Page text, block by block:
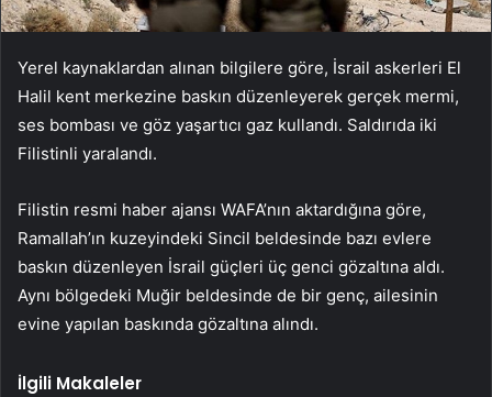
Yerel kaynaklardan alınan bilgilere göre, İsrail askerleri El
Halil kent merkezine baskın düzenleyerek gerçek mermi,
ses bombası ve göz yaşartıcı gaz kullandı. Saldırıda iki
Filistinli yaralandı.
Filistin resmi haber ajansı WAFA’nın aktardığına göre,
Ramallah’ın kuzeyindeki Sincil beldesinde bazı evlere
baskın düzenleyen İsrail güçleri üç genci gözaltına aldı.
Aynı bölgedeki Muğir beldesinde de bir genç, ailesinin
evine yapılan baskında gözaltına alındı.
İlgili Makaleler